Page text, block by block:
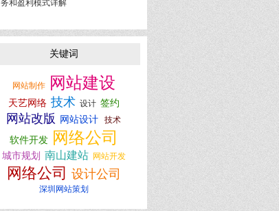
务和盈利模式详解
关键词
网站制作 网站建设
天艺网络 技术 设计 签约
网站改版 网站设计 技术
软件开发 网络公司
城市规划 南山建站 网站开发
网络公司 设计公司
深圳网站策划